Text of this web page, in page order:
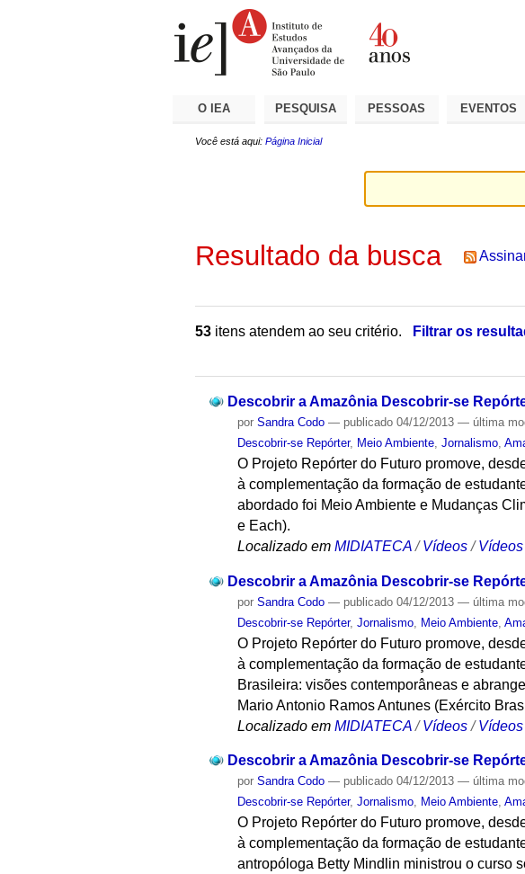
O IEA PESQUISA PESSOAS EVENTOS
Você está aqui: Página Inicial
Resultado da busca
53 itens atendem ao seu critério.
Filtrar os
Descobrir a Amazônia Descobrir-se
porSandra Codo — publicado 04/12/2013— última
Descobrir-se Repórter, Meio Ambiente ,Jornalismo ,
O Projeto Repórter do Futuro promove,
à complementação da formação de
abordado foi Meio Ambiente e Mudanças
e Each).
Localizado em MIDIATECA /Vídeos /
Descobrir a Amazônia Descobrir-se
porSandra Codo — publicado 04/12/2013— última
Descobrir-se Repórter,Jornalismo Meio Ambiente ,
O Projeto Repórter do Futuro promove,
à complementação da formação de
Brasileira: visões contemporâneas e
Mario Antonio Ramos Antunes (Exército
Localizado em MIDIATECA /Vídeos /
Descobrir a Amazônia Descobrir-se
porSandra Codo — publicado 04/12/2013— última
Descobrir-se Repórter,Jornalismo, Meio Ambiente,
O Projeto Repórter do Futuro promove,
à complementação da formação de
antropóloga Betty Mindlin ministrou o curso